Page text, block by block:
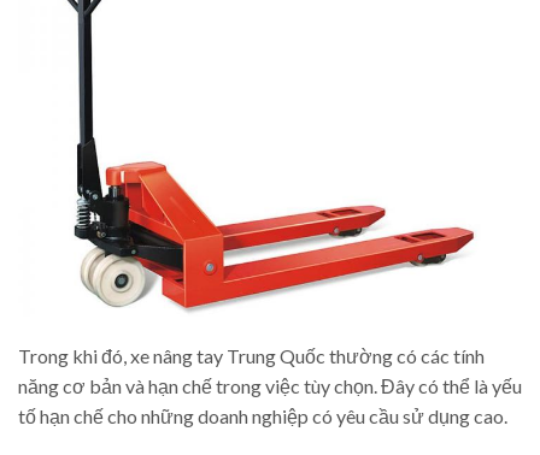
Trong khi đó, xe nâng tay Trung Quốc thường có các tính
năng cơ bản và hạn chế trong việc tùy chọn. Đây có thể là yếu
tố hạn chế cho những doanh nghiệp có yêu cầu sử dụng cao.